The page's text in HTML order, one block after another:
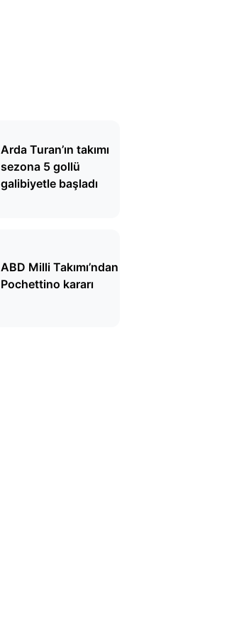
Arda Turan’ın takımı
sezona 5 gollü
galibiyetle başladı
ABD Milli Takımı’ndan
Pochettino kararı